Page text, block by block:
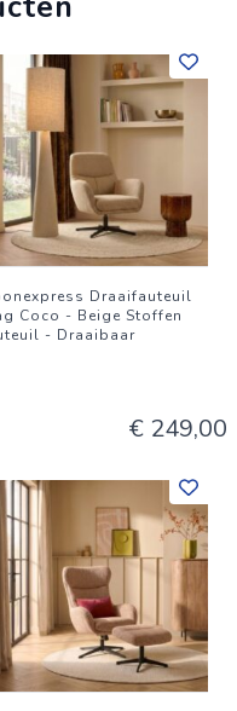
Draaifauteuil
Coco - Beige Stoffen
- Draaibaar
€ 249,00